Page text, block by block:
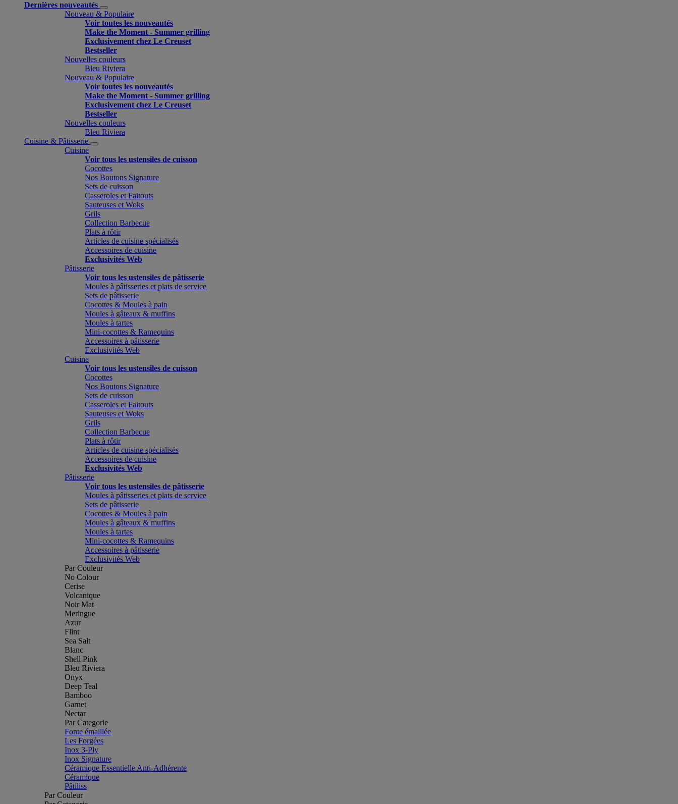
Dernières nouveautés
Nouveau & Populaire
Voir toutes les nouveautés
Make the Moment - Summer grilling
Exclusivement chez Le Creuset
Bestseller
Nouvelles couleurs
Bleu Riviera
Nouveau & Populaire
Voir toutes les nouveautés
Make the Moment - Summer grilling
Exclusivement chez Le Creuset
Bestseller
Nouvelles couleurs
Bleu Riviera
Cuisine & Pâtisserie
Cuisine
Voir tous les ustensiles de cuisson
Cocottes
Nos Boutons Signature
Sets de cuisson
Casseroles et Faitouts
Sauteuses et Woks
Grils
Collection Barbecue
Plats à rôtir
Articles de cuisine spécialisés
Accessoires de cuisine
Exclusivités Web
Pâtisserie
Voir tous les ustensiles de pâtisserie
Moules à pâtisseries et plats de service
Sets de pâtisserie
Cocottes & Moules à pain
Moules à gâteaux & muffins
Moules à tartes
Mini-cocottes & Ramequins
Accessoires à pâtisserie
Exclusivités Web
Cuisine
Voir tous les ustensiles de cuisson
Cocottes
Nos Boutons Signature
Sets de cuisson
Casseroles et Faitouts
Sauteuses et Woks
Grils
Collection Barbecue
Plats à rôtir
Articles de cuisine spécialisés
Accessoires de cuisine
Exclusivités Web
Pâtisserie
Voir tous les ustensiles de pâtisserie
Moules à pâtisseries et plats de service
Sets de pâtisserie
Cocottes & Moules à pain
Moules à gâteaux & muffins
Moules à tartes
Mini-cocottes & Ramequins
Accessoires à pâtisserie
Exclusivités Web
Par Couleur
No Colour
Cerise
Volcanique
Noir Mat
Meringue
Azur
Flint
Sea Salt
Blanc
Shell Pink
Bleu Riviera
Onyx
Deep Teal
Bamboo
Garnet
Nectar
Par Categorie
Fonte émaillée
Les Forgées
Inox 3-Ply
Inox Signature
Céramique Essentielle Anti-Adhérente
Céramique
Pâtiliss
Par Couleur